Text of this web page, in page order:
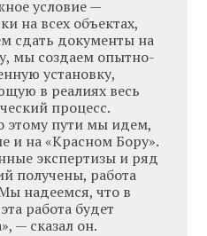
условие —
на всех объектах,
сдать документы на
мы создаем опытно-
установку,
в реалиях весь
процесс.
этому пути мы идем,
и на «Красном Бору».
экспертизы и ряд
получены, работа
надеемся, что в
работа будет
— сказал он.